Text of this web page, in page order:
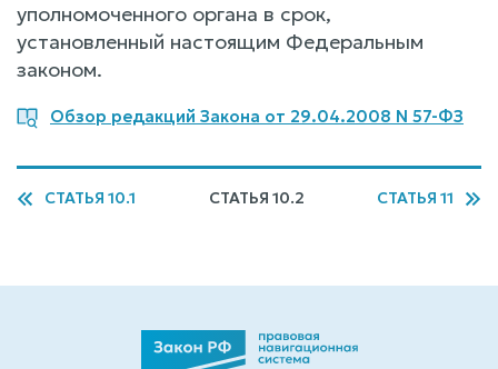
уполномоченного органа в срок,
установленный настоящим Федеральным
законом.
Обзор редакций Закона от 29.04.2008 N 57-ФЗ
СТАТЬЯ 10.1 СТАТЬЯ 10.2 СТАТЬЯ 11